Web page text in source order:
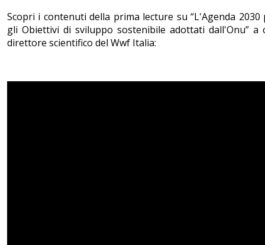
Scopri i contenuti della prima lecture su “L'Agenda
gli Obiettivi di sviluppo sostenibile adottati dall'Onu” a
direttore scientifico del Wwf Italia: